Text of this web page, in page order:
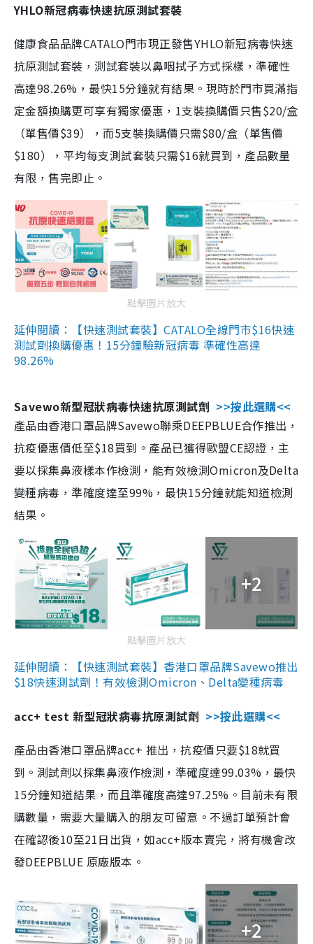
YHLO新冠病毒快速抗原測試套裝
健康食品品牌CATALO門市現正發售YHLO新冠病毒快速
抗原測試套裝，測試套裝以鼻咽拭子方式採樣，準確性
高達98.26%，最快15分鐘就有結果。現時於門市買滿指
定金額換購更可享有獨家優惠，1支裝換購價只售$20/盒
（單售價$39），而5支裝換購價只需$80/盒（單售價
$180），平均每支測試套裝只需$16就買到，產品數量
有限，售完即止。
點擊圖片放大
延伸閱讀：【快速測試套裝】CATALO全線門市$16快速
測試劑換購優惠！15分鐘驗新冠病毒 準確性高達
98.26%
Savewo新型冠狀病毒快速抗原測試劑 >>按此選購<<
產品由香港口罩品牌Savewo聯乘DEEPBLUE合作推出，
抗疫優惠價低至$18買到。產品已獲得歐盟CE認證，主
要以採集鼻液樣本作檢測，能有效檢測Omicron及Delta
變種病毒，準確度達至99%，最快15分鐘就能知道檢測
結果。
+2
點擊圖片放大
延伸閱讀：【快速測試套裝】香港口罩品牌Savewo推出
$18快速測試劑！有效檢測Omicron、Delta變種病毒
acc+ test 新型冠狀病毒抗原測試劑 >>按此選購<<
產品由香港口罩品牌acc+ 推出，抗疫價只要$18就買
到。測試劑以採集鼻液作檢測，準確度達99.03%，最快
15分鐘知道結果，而且準確度高達97.25%。目前未有限
購數量，需要大量購入的朋友可留意。不過訂單預計會
在確認後10至21日出貨，如acc+版本賣完，將有機會改
發DEEPBLUE 原廠版本。
+2